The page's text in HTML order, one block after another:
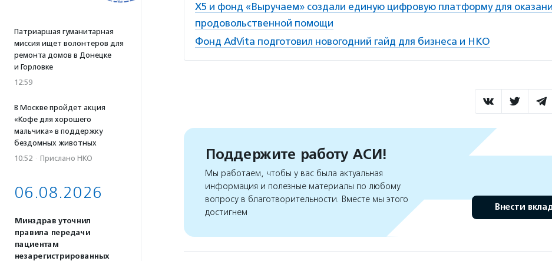
Патриаршая гуманитарная
миссия ищет волонтеров для
ремонта домов в Донецке
и Горловке
12:59
В Москве пройдет акция
«Кофе для хорошего
мальчика» в поддержку
бездомных животных
10:52 · Прислано НКО
06.08.2026
Минздрав уточнил
правила передачи
пациентам
незарегистрированных
Х5 и фонд «Выручаем» создали единую цифровую платформу для
продовольственной помощи
Фонд AdVita подготовил новогодний гайд для бизнеса и НКО
Поддержите работу АСИ!
Мы работаем, чтобы у вас была актуальная
информация и полезные материалы по любому
вопросу в благотворительности. Вместе мы этого
достигнем
Внести